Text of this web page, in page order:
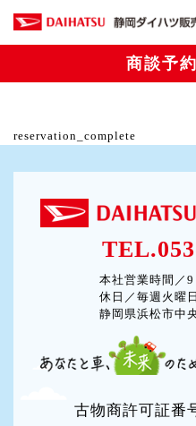
商談予
reservation_complete
本社営業時間／
休日／毎週火曜日
静岡県浜松市中
古物商許可証番